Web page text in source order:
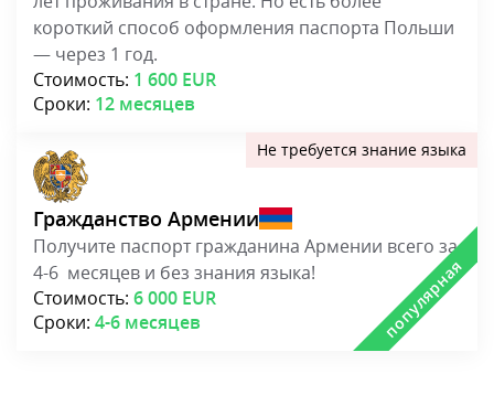
Сроки:4-6 месяцев
Узнайте подробности
Наш иммиграционный специалист расскажет о всех
вариантах иммиграции, ответит на Ваши вопросы и
подберет для Вас вариант сотрудничества